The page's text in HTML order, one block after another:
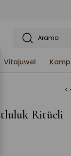
Vitajuwel
<
Ritüeli